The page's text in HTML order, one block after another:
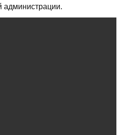
администрации.